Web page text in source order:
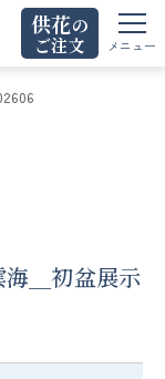
供花の
ご注文
メニュー
海＿初盆展示